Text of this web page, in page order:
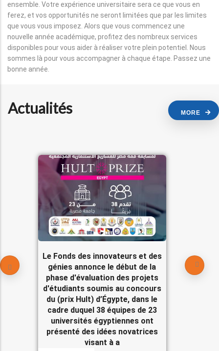
ensemble. Votre expérience universitaire sera ce que vous en
ferez, et vos opportunités ne seront limitées que par les limites
que vous vous imposez. Alors que vous commencez une
nouvelle année académique, profitez des nombreux services
disponibles pour vous aider à réaliser votre plein potentiel. Nous
sommes là pour vous accompagner à chaque étape. Passez une
bonne année.
Actualités MORE
Le Fonds des innovateurs et des
génies annonce le début de la
phase d'évaluation des projets
d'étudiants soumis au concours
du (prix Hult) d’Égypte, dans le
cadre duquel 38 équipes de 23
universités égyptiennes ont
présenté des idées novatrices
visant à a